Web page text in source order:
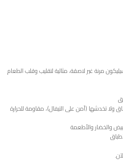
مرنة غير لاصقة، مثالية لتقليب وقلب الطعام
ولا تخدشها (آمن على التيفال)، مقاومة للحرارة
والخضار والأطعمة